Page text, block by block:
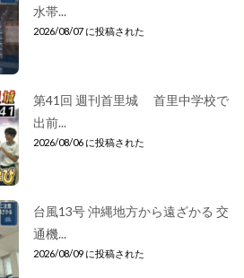
水帯...
2026/08/07 に投稿された
第41回 週刊首里城 首里中学校で
出前...
2026/08/06 に投稿された
台風13号 沖縄地方から遠ざかる 交
通機...
2026/08/09 に投稿された